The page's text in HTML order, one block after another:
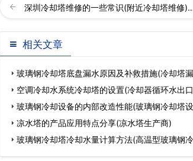
深圳冷却塔维修的一些常识(附近冷却塔维修
相关文章
玻璃钢冷却塔底盘漏水原因及补救措施(冷却塔
空调冷却水系统冷却塔的设置(冷却器循环水出
玻璃钢冷却设备的内部改造性能(玻璃钢冷却塔
凉水塔的产品应用特点分享(凉水塔生产商)
玻璃钢冷却塔冷却水量计算方法(高温型玻璃钢